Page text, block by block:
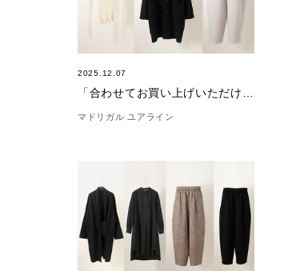
2025.12.07
マドリガル ユアライン